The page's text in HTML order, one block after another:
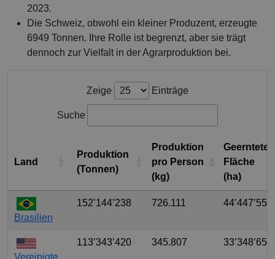
2023.
Die Schweiz, obwohl ein kleiner Produzent, erzeugte
6949 Tonnen. Ihre Rolle ist begrenzt, aber sie trägt
dennoch zur Vielfalt in der Agrarproduktion bei.
Zeige Einträge
Suche
Land
Produktion
(Tonnen)
Produktion
pro Person
(kg)
Geerntete
Fläche
(ha)
Brasilien
152’144’238 726.111 44’447’552
113’343’420 345.807 33’348’650